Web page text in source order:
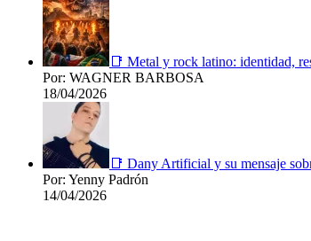
📑 Metal y rock latino: identidad,
Por: WAGNER BARBOSA
18/04/2026
📑 Dany Artificial y su mensaje
Por: Yenny Padrón
14/04/2026